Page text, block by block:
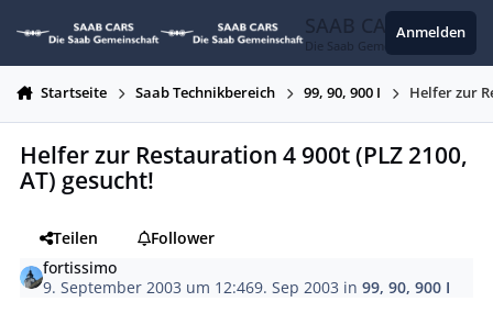
SAAB CARS
Die Saab Gemeinschaft
Anmelden
Startseite Saab Technikbereich 99, 90, 900 I Helfer zur
Helfer zur Restauration 4 900t (PLZ 2100,
AT) gesucht!
Teilen
Follower
fortissimo
9. September 2003 um 12:469. Sep 2003 in99, 90, 900 I